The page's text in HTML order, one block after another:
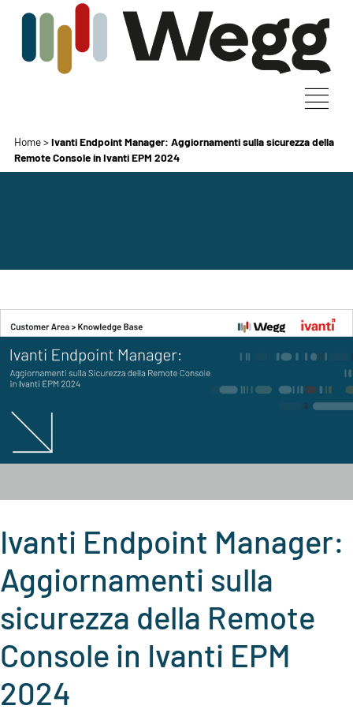
Home>Ivanti Endpoint Manager: Aggiornamenti sulla sicurezza della
Remote Console in Ivanti EPM 2024
Ivanti Endpoint Manager:
Aggiornamenti sulla
sicurezza della Remote
Console in Ivanti EPM
2024